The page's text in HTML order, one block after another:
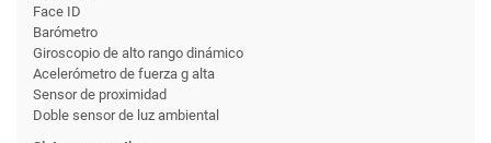
Face ID
Barómetro
Giroscopio de alto rango dinámico
Acelerómetro de fuerza g alta
Sensor de proximidad
Doble sensor de luz ambiental